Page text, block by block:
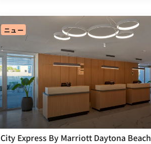
ニュー
City Express By Marriott Daytona Beach